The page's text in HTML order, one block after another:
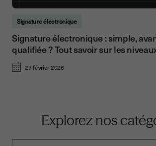
Signature électronique
Signature électronique : simple,
qualifiée ? Tout savoir sur les
27 février 2026
Explorez nos